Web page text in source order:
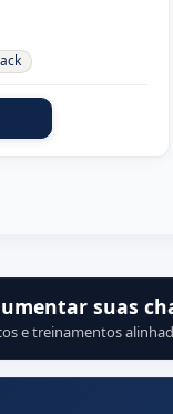
suas
e treinamentos